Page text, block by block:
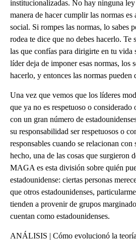
institucionalizadas. No hay ninguna
manera de hacer cumplir las normas es
social. Si rompes las normas, lo sabes
rodea te dice que no debes hacerlo. Te
las que confías para dirigirte en tu vida
líder deja de imponer esas normas, los
hacerlo, y entonces las normas pueden
Una vez que vemos que los líderes
que ya no es respetuoso o considerado
con un gran número de
su responsabilidad ser respetuosos o
responsables cuando se relacionan con
hecho, una de las cosas que surgieron
MAGA es esta división sobre quién
estadounidense: ciertas personas
que otros estadounidenses,
tienden a provenir de grupos
cuentan como estadounidenses.
ANÁLISIS | Cómo evolucionó la